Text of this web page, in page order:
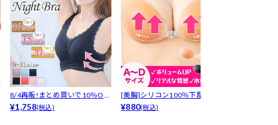
8/4再販!まとめ買いで10％OF
F！...
¥1,758(税込)
[美胸]シリコン100％下厚プッ
シュア...
¥880(税込)